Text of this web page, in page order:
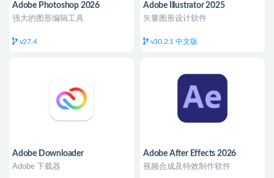
Adobe Photoshop 2026
强大的图形编辑工具
v27.4
Adobe Illustrator 2025
矢量图形设计软件
v30.2.1 中文版
Adobe Downloader
Adobe 下载器
Adobe After Effects 2026
视频合成及特效制作软件